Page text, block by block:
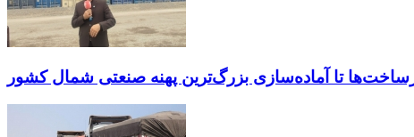
تا آماده‌سازی بزرگ‌ترین پهنه صنعتی شمال کشور